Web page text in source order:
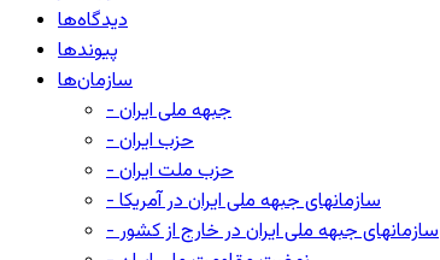
دیدگاه‌ها
پیوندها
سازمان‌ها
- جبهه ملی ایران
- حزب ایران
- حزب ملت ایران
- سازمانهای جبهه ملی ایران در آمریکا
- سازمانهای جبهه ملی ایران در خارج از کشور